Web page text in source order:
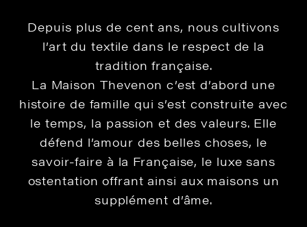
Depuis plus de cent ans, nous cultivons
l’art du textile dans le respect de la
tradition française.
La Maison Thevenon c’est d’abord une
histoire de famille qui s’est construite avec
le temps, la passion et des valeurs. Elle
défend l’amour des belles choses, le
savoir-faire à la Française, le luxe sans
ostentation offrant ainsi aux maisons un
supplément d’âme.